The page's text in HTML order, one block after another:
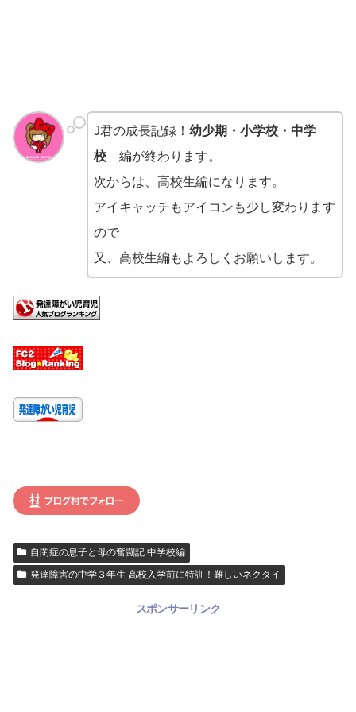
J君の成長記録！ 幼少期・小学校・中学
校 編が終わります。
次からは、高校生編になります。
アイキャッチもアイコンも少し変わります
ので
又、高校生編もよろしくお願いします。
自閉症の息子と母の奮闘記 中学校編
発達障害の中学３年生 高校入学前に特訓！難しいネクタイ
スポンサーリンク